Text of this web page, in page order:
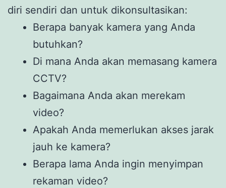
diri sendiri dan untuk dikonsultasikan:
Berapa banyak kamera yang Anda
butuhkan?
Di mana Anda akan memasang kamera
CCTV?
Bagaimana Anda akan merekam
video?
Apakah Anda memerlukan akses jarak
jauh ke kamera?
Berapa lama Anda ingin menyimpan
rekaman video?